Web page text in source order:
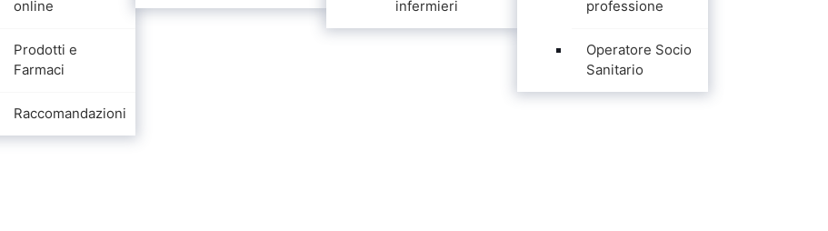
online
Prodotti e
Farmaci
Raccomandazioni
infermieri
professione
Operatore Socio
Sanitario